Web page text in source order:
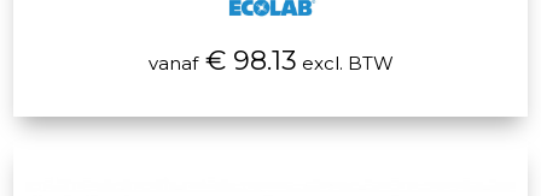
vanaf€ 98.13 excl. BTW